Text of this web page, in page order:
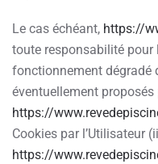
Le cas échéant, https://
toute responsabilité pour
fonctionnement dégradé
éventuellement proposés
https://
Cookies par l’Utilisateur
https://